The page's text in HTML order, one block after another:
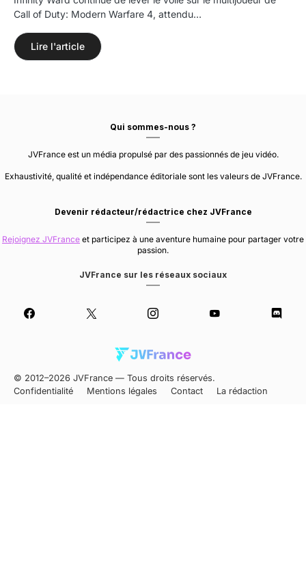
Call of Duty: Modern Warfare 4, attendu…
Lire l'article
Qui sommes-nous ?
JVFrance est un média propulsé par des passionnés de jeu vidéo.
Exhaustivité, qualité et indépendance éditoriale sont les valeurs de JVFrance.
Devenir rédacteur/rédactrice chez JVFrance
Rejoignez JVFrance et participez à une aventure humaine pour partager votre
passion.
JVFrance sur les réseaux sociaux
© 2012–2026 JVFrance — Tous droits réservés.
Confidentialité
Mentions légales Contact La rédaction